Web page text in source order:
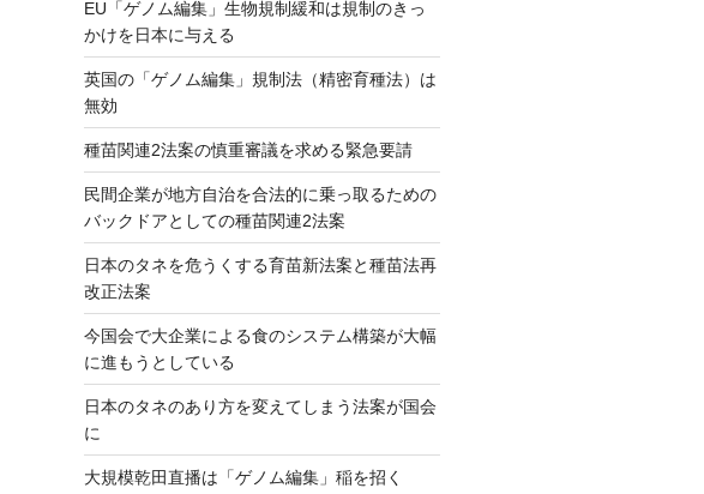
EU「ゲノム編集」生物規制緩和は規制のきっ
かけを日本に与える
英国の「ゲノム編集」規制法（精密育種法）は
無効
種苗関連2法案の慎重審議を求める緊急要請
民間企業が地方自治を合法的に乗っ取るための
バックドアとしての種苗関連2法案
日本のタネを危うくする育苗新法案と種苗法再
改正法案
今国会で大企業による食のシステム構築が大幅
に進もうとしている
日本のタネのあり方を変えてしまう法案が国会
に
大規模乾田直播は「ゲノム編集」稲を招く